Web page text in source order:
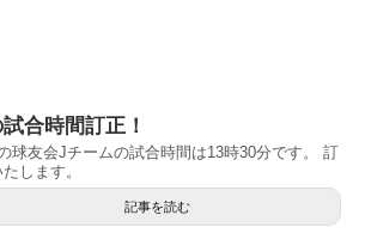
合時間訂正！
球友会Jチームの試合時間は13時30分です。 訂
します。
記事を読む